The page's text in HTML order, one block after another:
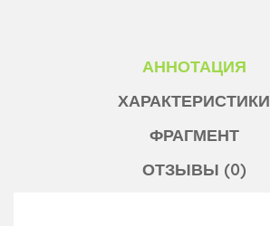
АННОТАЦИЯ
ХАРАКТЕРИСТИКИ
ФРАГМЕНТ
ОТЗЫВЫ (0)